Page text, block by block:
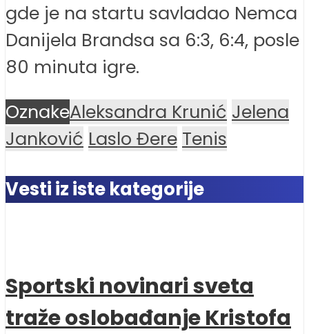
gde je na startu savladao Nemca
Danijela Brandsa sa 6:3, 6:4, posle
80 minuta igre.
OznakeAleksandra Krunić Jelena
Janković Laslo Đere Tenis
Vesti iz iste kategorije
Sportski novinari sveta
traže oslobađanje Kristofa